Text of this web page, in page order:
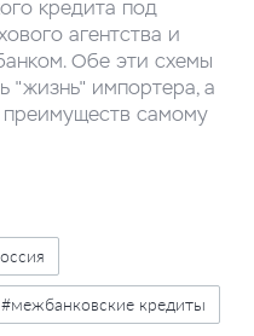
кредита под
агентства и
Обе эти схемы
"жизнь" импортера, а
преимуществ самому
#межбанковские кредиты